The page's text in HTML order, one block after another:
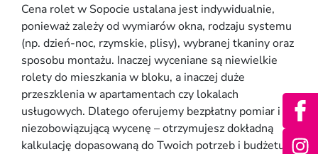
Cena rolet w Sopocie ustalana jest indywidualnie,
ponieważ zależy od wymiarów okna, rodzaju systemu
(np. dzień-noc, rzymskie, plisy), wybranej tkaniny oraz
sposobu montażu. Inaczej wyceniane są niewielkie
rolety do mieszkania w bloku, a inaczej duże
przeszklenia w apartamentach czy lokalach
usługowych. Dlatego oferujemy bezpłatny pomiar i
niezobowiązującą wycenę – otrzymujesz dokładną
kalkulację dopasowaną do Twoich potrzeb i budżetu.